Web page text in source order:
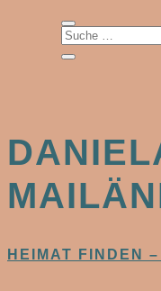
HEIMAT FINDEN